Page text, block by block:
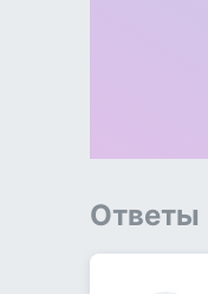
Ответы